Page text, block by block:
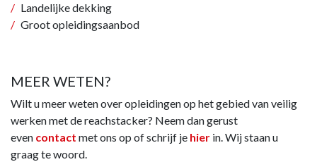
Landelijke dekking
Groot opleidingsaanbod
MEER WETEN?
Wilt u meer weten over opleidingen op het gebied van veilig
werken met de reachstacker? Neem dan gerust
even contact met ons op of schrijf je hier in. Wij staan u
graag te woord.